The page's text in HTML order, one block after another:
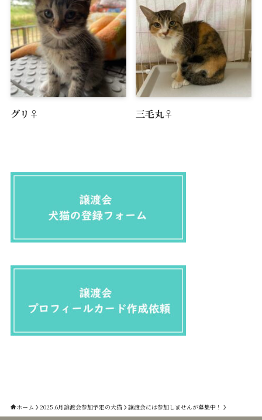
グリ♀ 三毛丸♀
ホーム 2025.6月譲渡会参加予定の犬猫 譲渡会には参加しませんが募集中！